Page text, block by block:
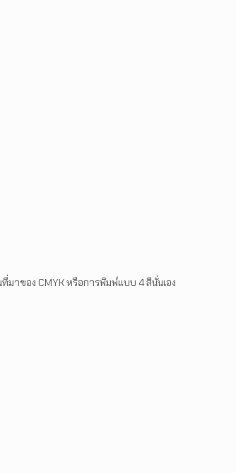
ที่มาของ CMYKหรือการพิมพ์แบบ 4 สีนั่นเอง